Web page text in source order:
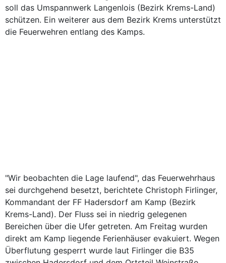
soll das Umspannwerk Langenlois (Bezirk Krems-Land)
schützen. Ein weiterer aus dem Bezirk Krems unterstützt
die Feuerwehren entlang des Kamps.
"Wir beobachten die Lage laufend", das Feuerwehrhaus
sei durchgehend besetzt, berichtete Christoph Firlinger,
Kommandant der FF Hadersdorf am Kamp (Bezirk
Krems-Land). Der Fluss sei in niedrig gelegenen
Bereichen über die Ufer getreten. Am Freitag wurden
direkt am Kamp liegende Ferienhäuser evakuiert. Wegen
Überflutung gesperrt wurde laut Firlinger die B35